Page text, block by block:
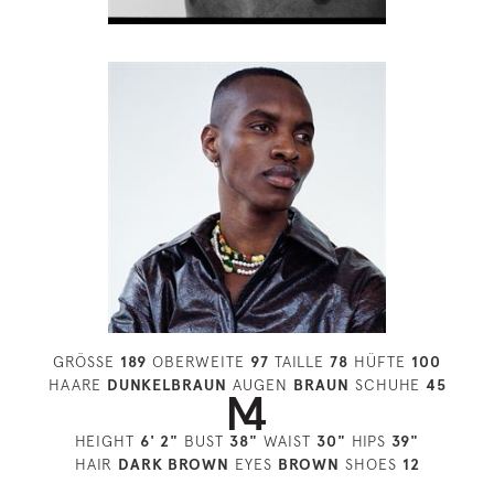
GRÖSSE 189 OBERWEITE 97 TAILLE 78 HÜFTE 100
HAARE DUNKELBRAUN AUGEN BRAUN SCHUHE 45
HEIGHT 6' 2" BUST 38" WAIST 30" HIPS 39"
HAIR DARK BROWN EYES BROWN SHOES 12